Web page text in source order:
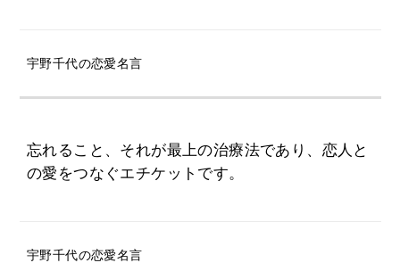
宇野千代の恋愛名言
忘れること、それが最上の治療法であり、恋人と
の愛をつなぐエチケットです。
宇野千代の恋愛名言